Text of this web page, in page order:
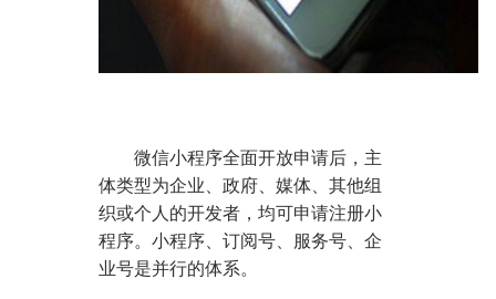
微信小程序全面开放申请后，主
体类型为企业、政府、媒体、其他组
织或个人的开发者，均可申请注册小
程序。小程序、订阅号、服务号、企
业号是并行的体系。